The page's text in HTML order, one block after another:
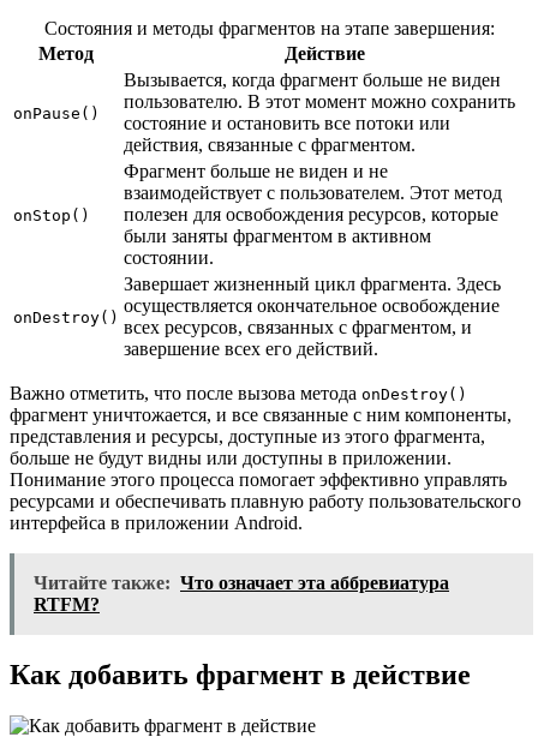
Состояния и методы фрагментов на этапе завершения:
Метод
Действие
onPause()
Вызывается, когда фрагмент больше не виден
пользователю. В этот момент можно сохранить
состояние и остановить все потоки или
действия, связанные с фрагментом.
onStop()
Фрагмент больше не виден и не
взаимодействует с пользователем. Этот метод
полезен для освобождения ресурсов, которые
были заняты фрагментом в активном
состоянии.
onDestroy()
Завершает жизненный цикл фрагмента. Здесь
осуществляется окончательное освобождение
всех ресурсов, связанных с фрагментом, и
завершение всех его действий.
Важно отметить, что после вызова метода onDestroy()
фрагмент уничтожается, и все связанные с ним компоненты,
представления и ресурсы, доступные из этого фрагмента,
больше не будут видны или доступны в приложении.
Понимание этого процесса помогает эффективно управлять
ресурсами и обеспечивать плавную работу пользовательского
интерфейса в приложении Android.
Читайте также: Что означает эта аббревиатура
RTFM?
Как добавить фрагмент в действие